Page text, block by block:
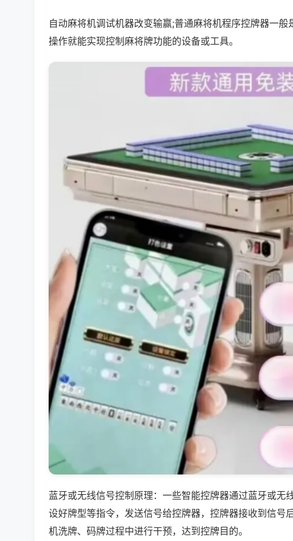
自动麻将机调试机器改变输赢;普通麻将机程序控牌器一
操作就能实现控制麻将牌功能的设备或工具。
蓝牙或无线信号控制原理：一些智能控牌器通过蓝牙或无
设好牌型等指令，发送信号给控牌器，控牌器接收到信号
机洗牌、码牌过程中进行干预，达到控牌目的。